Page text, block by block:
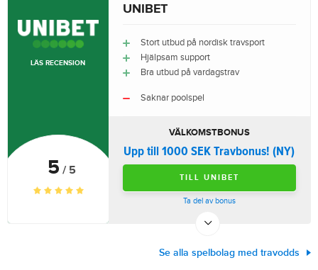
5 / 5
LÄS RECENSION
UNIBET
Stort utbud på nordisk travsport
Hjälpsam support
Bra utbud på vardagstrav
Saknar poolspel
VÄLKOMSTBONUS
Upp till 1000 SEK Travbonus! (NY)
TILL UNIBET
Ta del av bonus
Se alla spelbolag med travodds